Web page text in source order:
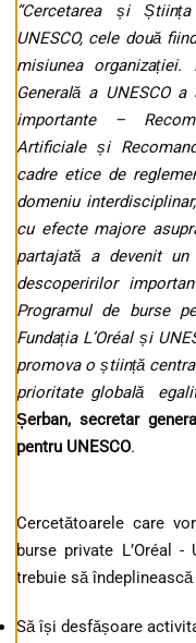
“Cercetarea și
UNESCO, cele două
misiunea organizației.
Generală a UNESCO
importante –
Artificiale și
cadre etice de
domeniu
cu efecte majore
partajată a devenit
descoperirilor
Programul de burse
Fundația L’Oréal și
promova o știință
prioritate globală
Șerban, secretar
pentru UNESCO.
Cercetătoarele care
burse private L’Oréal -
trebuie să
Să își desfășoare